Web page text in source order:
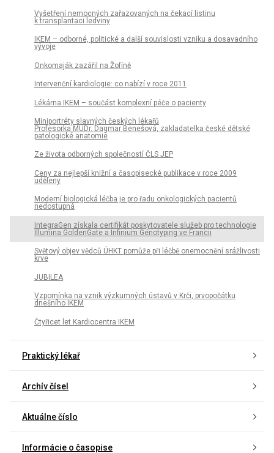
Vyšetření nemocných zařazovaných na čekací listinu
k transplantaci ledviny
IKEM – odborné, politické a další souvislosti vzniku a dosavadního
vývoje
Onkomaják zazářil na Žofíně
Intervenční kardiologie: co nabízí v roce 2011
Lékárna IKEM – součást komplexní péče o pacienty
Miniportréty slavných českých lékařů
Profesorka MUDr. Dagmar Benešová, zakladatelka české dětské
patologické anatomie
Ze života odborných společností ČLS JEP
Ceny za nejlepší knižní a časopisecké publikace v roce 2009
uděleny
Moderní biologická léčba je pro řadu onkologických pacientů
nedostupná
IntegraGen získala certifikát poskytovatele služeb pro technologie
Illumina GoldenGate a Infinium Genotyping ve Francii
Světový objev vědců ÚHKT pomůže při léčbě onemocnění srážlivosti
krve
JUBILEA
Vzpomínka na vznik výzkumných ústavů v Krči, prvopočátku
dnešního IKEM
Čtyřicet let Kardiocentra IKEM
Praktický lékař
Archív čísel
Aktuálne číslo
Informácie o časopise